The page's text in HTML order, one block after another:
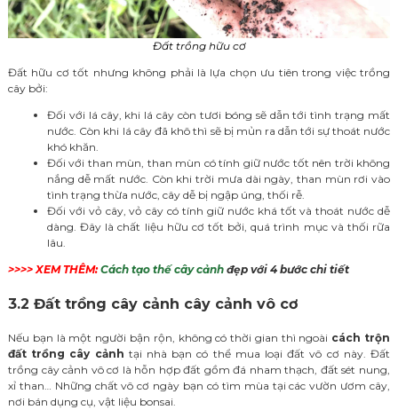
Đất trồng hữu cơ
Đất hữu cơ tốt nhưng không phải là lựa chọn ưu tiên trong việc trồng
cây bởi:
Đối với lá cây, khi lá cây còn tươi bóng sẽ dẫn tới tình trạng mất
nước. Còn khi lá cây đã khô thì sẽ bị mủn ra dẫn tới sự thoát nước
khó khăn.
Đối với than mùn, than mùn có tính giữ nước tốt nên trời không
nắng dễ mất nước. Còn khi trời mưa dài ngày, than mùn rơi vào
tình trạng thừa nước, cây dễ bị ngập úng, thối rễ.
Đối với vỏ cây, vỏ cây có tính giữ nước khá tốt và thoát nước dễ
dàng. Đây là chất liệu hữu cơ tốt bởi, quá trình mục và thối rữa
lâu.
>>>> XEM THÊM: Cách tạo thế cây cảnh đẹp với 4 bước chi tiết
3.2 Đất trồng cây cảnh cây cảnh vô cơ
Nếu bạn là một người bận rộn, không có thời gian thì ngoài cách trộn
đất trồng cây cảnh tại nhà bạn có thể mua loại đất vô cơ này. Đất
trồng cây cảnh vô cơ là hỗn hợp đất gồm đá nham thạch, đất sét nung,
xỉ than… Những chất vô cơ ngày bạn có tìm mùa tại các vườn ươm cây,
nơi bán dụng cụ, vật liệu bonsai.